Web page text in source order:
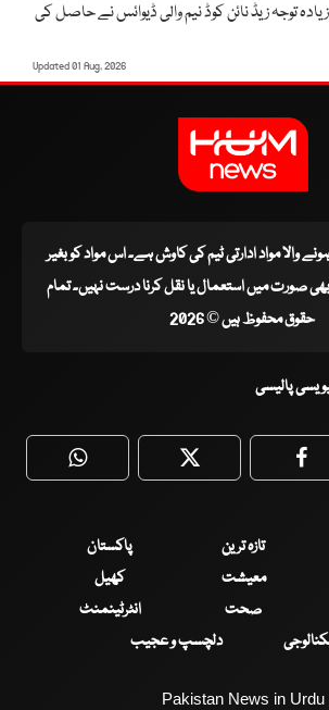
توجہ زیڈ نائن کوڈ نیم والی ڈیوائس نے حاصل کی
Updated 01 Aug, 2026
ہونے والا مواد ادارتی ٹیم کی کاوش ہے۔ اس مواد کو بغیر
صورت میں استعمال یا نقل کرنا درست نہیں۔ تمام
حقوق محفوظ ہیں © 2026
پالیسی
WhatsApp Twitter
تازہ ترین
پاکستان
معیشت
کھیل
صحت
انٹرٹینمنٹ
دلچسپ و عجیب
Pakistan News in Urdu